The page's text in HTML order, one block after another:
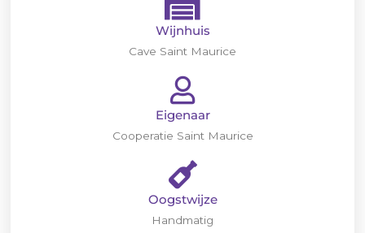
Wijnhuis
Cave Saint Maurice
Eigenaar
Cooperatie Saint Maurice
Oogstwijze
Handmatig